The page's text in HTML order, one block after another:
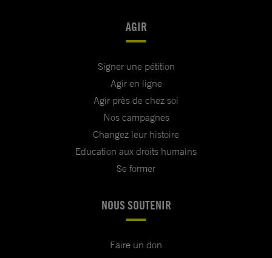
AGIR
Signer une pétition
Agir en ligne
Agir près de chez soi
Nos campagnes
Changez leur histoire
Education aux droits humains
Se former
NOUS SOUTENIR
Faire un don